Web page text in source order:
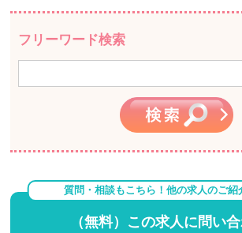
フリーワード検索
質問・相談もこちら！他の求人のご紹
（無料）この求人に問い